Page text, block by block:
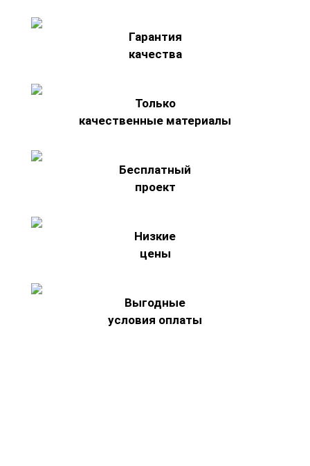
Гарантия
качества
Только
качественные материалы
Бесплатный
проект
Низкие
цены
Выгодные
условия оплаты